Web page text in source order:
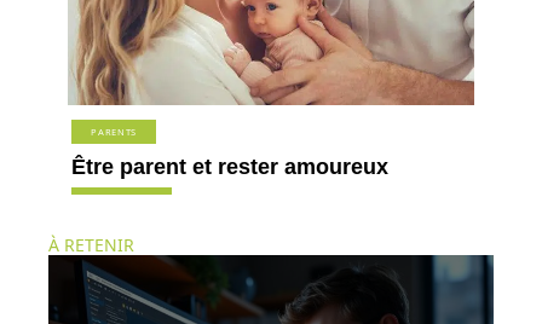
PARENTS
Être parent et rester amoureux
À RETENIR